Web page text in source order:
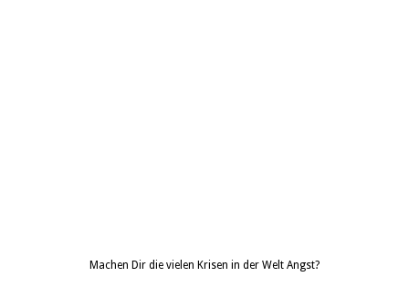
Machen Dir die vielen Krisen in der Welt Angst?